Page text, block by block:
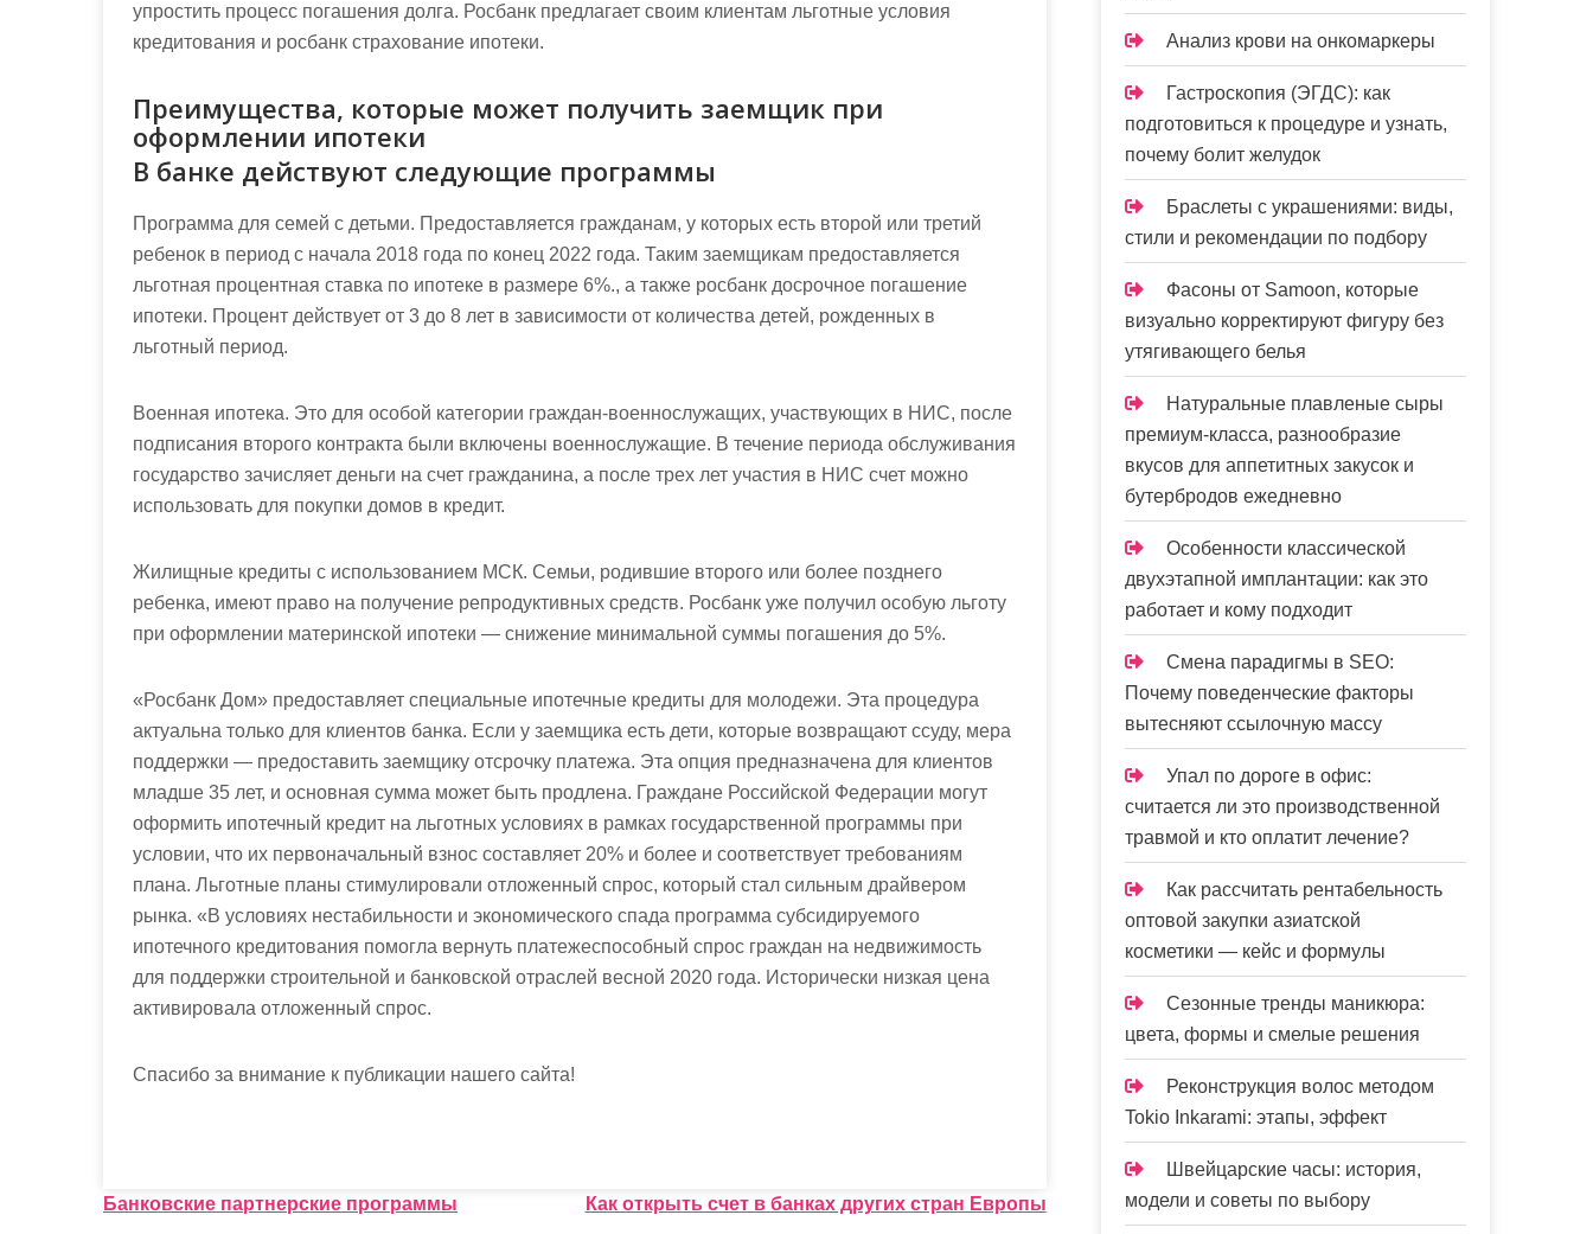
упростить процесс погашения долга. Росбанк предлагает своим клиентам льготные условия
кредитования и росбанк страхование ипотеки.
Преимущества, которые может получить заемщик при
оформлении ипотеки
В банке действуют следующие программы
Программа для семей с детьми. Предоставляется гражданам, у которых есть второй или третий
ребенок в период с начала 2018 года по конец 2022 года. Таким заемщикам предоставляется
льготная процентная ставка по ипотеке в размере 6%., а также росбанк досрочное погашение
ипотеки. Процент действует от 3 до 8 лет в зависимости от количества детей, рожденных в
льготный период.
Военная ипотека. Это для особой категории граждан-военнослужащих, участвующих в НИС, после
подписания второго контракта были включены военнослужащие. В течение периода обслуживания
государство зачисляет деньги на счет гражданина, а после трех лет участия в НИС счет можно
использовать для покупки домов в кредит.
Жилищные кредиты с использованием МСК. Семьи, родившие второго или более позднего
ребенка, имеют право на получение репродуктивных средств. Росбанк уже получил особую льготу
при оформлении материнской ипотеки — снижение минимальной суммы погашения до 5%.
«Росбанк Дом» предоставляет специальные ипотечные кредиты для молодежи. Эта процедура
актуальна только для клиентов банка. Если у заемщика есть дети, которые возвращают ссуду, мера
поддержки — предоставить заемщику отсрочку платежа. Эта опция предназначена для клиентов
младше 35 лет, и основная сумма может быть продлена. Граждане Российской Федерации могут
оформить ипотечный кредит на льготных условиях в рамках государственной программы при
условии, что их первоначальный взнос составляет 20% и более и соответствует требованиям
плана. Льготные планы стимулировали отложенный спрос, который стал сильным драйвером
рынка. «В условиях нестабильности и экономического спада программа субсидируемого
ипотечного кредитования помогла вернуть платежеспособный спрос граждан на недвижимость
для поддержки строительной и банковской отраслей весной 2020 года. Исторически низкая цена
активировала отложенный спрос.
Спасибо за внимание к публикации нашего сайта!
Н
Банковские партнерские программы Как открыть счет в банках других стран Европы
Анализ крови на онкомаркеры
Гастроскопия (ЭГДС): как
подготовиться к процедуре и узнать,
почему болит желудок
Браслеты с украшениями: виды,
стили и рекомендации по подбору
Фасоны от Samoon, которые
визуально корректируют фигуру без
утягивающего белья
Натуральные плавленые сыры
премиум-класса, разнообразие
вкусов для аппетитных закусок и
бутербродов ежедневно
Особенности классической
двухэтапной имплантации: как это
работает и кому подходит
Смена парадигмы в SEO:
Почему поведенческие факторы
вытесняют ссылочную массу
Упал по дороге в офис:
считается ли это производственной
травмой и кто оплатит лечение?
Как рассчитать рентабельность
оптовой закупки азиатской
косметики — кейс и формулы
Сезонные тренды маникюра:
цвета, формы и смелые решения
Реконструкция волос методом
Tokio Inkarami: этапы, эффект
Швейцарские часы: история,
модели и советы по выбору